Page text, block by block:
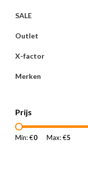
SALE
Outlet
X-factor
Merken
Prijs
Min: €0 Max: €5